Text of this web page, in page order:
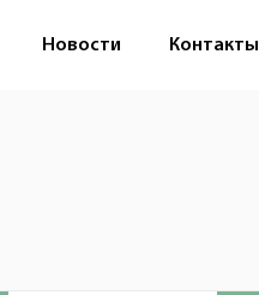
Новости Контакты